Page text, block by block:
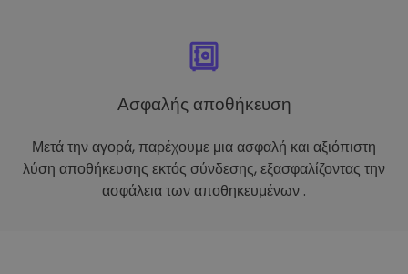
Ασφαλής αποθήκευση
Μετά την αγορά, παρέχουμε μια ασφαλή και αξιόπιστη
λύση αποθήκευσης εκτός σύνδεσης, εξασφαλίζοντας την
ασφάλεια των αποθηκευμένων .